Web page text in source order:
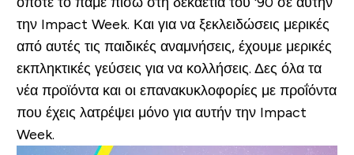
την Impact Week. Και για να ξεκλειδώσεις μερικές
από αυτές τις παιδικές αναμνήσεις, έχουμε μερικές
εκπληκτικές γεύσεις για να κολλήσεις. Δες όλα τα
νέα προϊόντα και οι επανακυκλοφορίες με προΐόντα
που έχεις λατρέψει μόνο για αυτήν την Impact
Week.